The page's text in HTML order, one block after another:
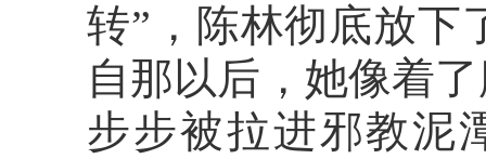
转”，陈林彻底放下
自那以后，她像着
步步被拉进邪教泥